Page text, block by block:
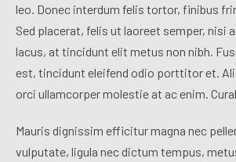
leo. Donec interdum felis tortor, finibus
Sed placerat, felis ut laoreet semper, nisi
lacus, at tincidunt elit metus non nibh.
est, tincidunt eleifend odio porttitor et.
orci ullamcorper molestie at ac enim.
Mauris dignissim efficitur magna nec
vulputate, ligula nec dictum tempus,